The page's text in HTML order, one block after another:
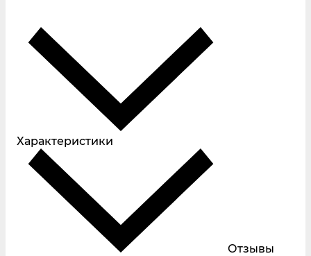
Характеристики
Отзывы